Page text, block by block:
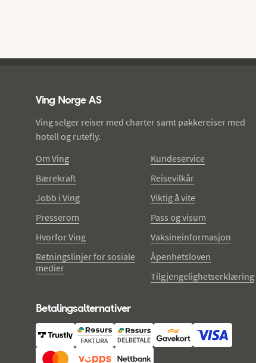
Ving Norge AS
Ving selger reiser med charter samt pakkereiser med
hotell og rutefly.
Om Ving
Bærekraft
Jobb i Ving
Presserom
Hvorfor Ving
Retningslinjer for sosiale
medier
Kundeservice
Reisevilkår
Viktig å vite
Pass og visum
Vaksineinformasjon
Åpenhetsloven
Tilgjengelighetserklæring
Betalingsalternativer